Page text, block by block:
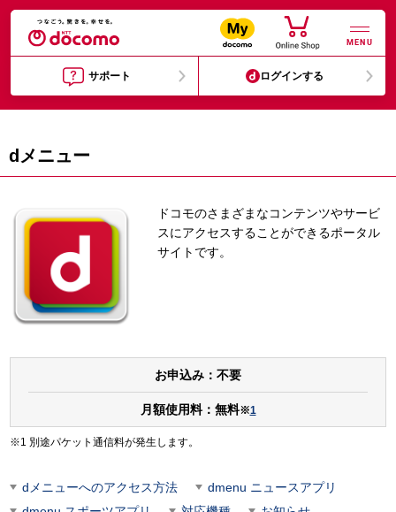
MENU
サポート ログインする
dメニュー
ドコモのさまざまなコンテンツやサービ
スにアクセスすることができるポータル
サイトです。
お申込み： 不要
月額使用料： 無料※1
別途パケット通信料が発生します。
dメニューへのアクセス方法
dmenu ニュースアプリ